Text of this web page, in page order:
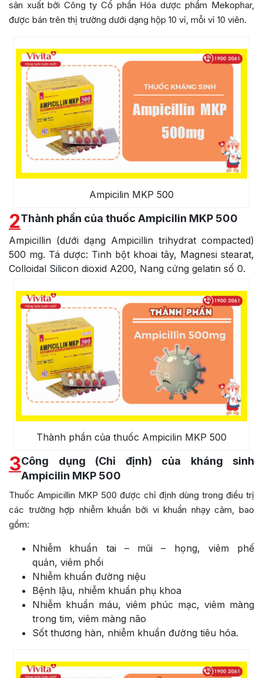
sản xuất bởi Công ty Cổ phần Hóa dược phẩm Mekophar,
được bán trên thị trường dưới dạng hộp 10 vỉ, mỗi vỉ 10 viên.
Ampicilin MKP 500
2Thành phần của thuốc Ampicilin MKP 500
Ampicillin (dưới dạng Ampicillin trihydrat compacted)
500 mg. Tá dược: Tinh bột khoai tây, Magnesi stearat,
Colloidal Silicon dioxid A200, Nang cứng gelatin số 0.
Thành phần của thuốc Ampicilin MKP 500
3Công dụng (Chỉ định) của kháng sinh
Ampicilin MKP 500
Thuốc Ampicillin MKP 500 được chỉ định dùng trong điều trị
các trường hợp nhiễm khuẩn bởi vi khuẩn nhạy cảm, bao
gồm:
Nhiễm khuẩn tai – mũi – họng, viêm phế
quản, viêm phổi
Nhiễm khuẩn đường niệu
Bệnh lậu, nhiễm khuẩn phụ khoa
Nhiễm khuẩn máu, viêm phúc mạc, viêm màng
trong tim, viêm màng não
Sốt thương hàn, nhiễm khuẩn đường tiêu hóa.